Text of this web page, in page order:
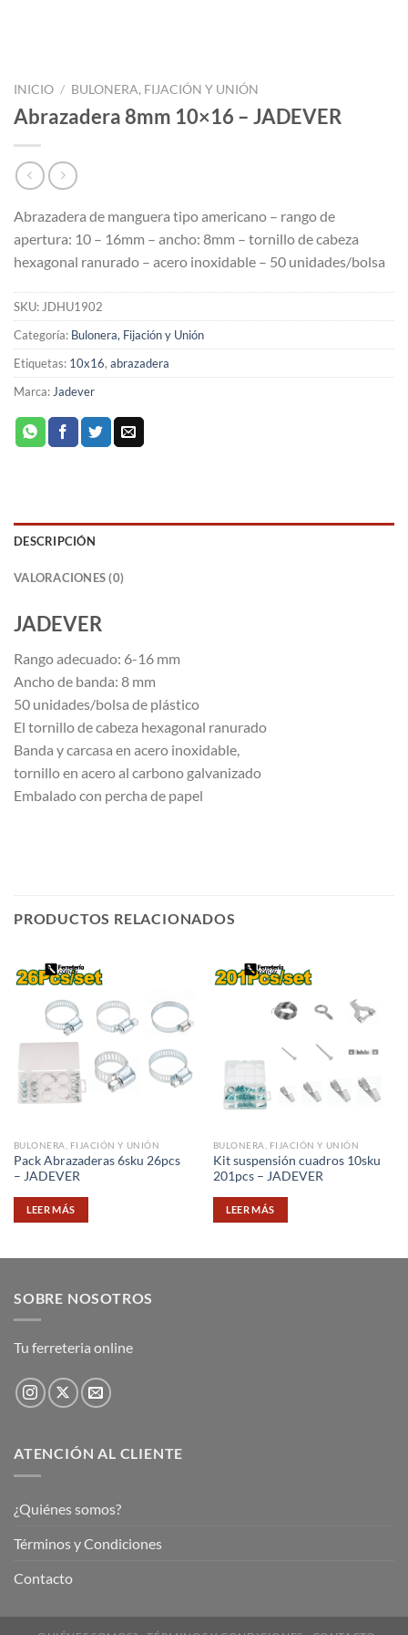
INICIO / BULONERA, FIJACIÓN Y UNIÓN
Abrazadera 8mm 10×16 – JADEVER
Abrazadera de manguera tipo americano – rango de
apertura: 10 – 16mm – ancho: 8mm – tornillo de cabeza
hexagonal ranurado – acero inoxidable – 50 unidades/bolsa
SKU:JDHU1902
Categoría: Bulonera, Fijación y Unión
Etiquetas: 10x16, abrazadera
Marca:Jadever
DESCRIPCIÓN
VALORACIONES (0)
JADEVER
Rango adecuado: 6-16 mm
Ancho de banda: 8 mm
50 unidades/bolsa de plástico
El tornillo de cabeza hexagonal ranurado
Banda y carcasa en acero inoxidable,
tornillo en acero al carbono galvanizado
Embalado con percha de papel
PRODUCTOS RELACIONADOS
BULONERA, FIJACIÓN Y UNIÓN
Pack Abrazaderas 6sku 26pcs
– JADEVER
LEER MÁS
BULONERA, FIJACIÓN Y UNIÓN
Kit suspensión cuadros 10sku
201pcs – JADEVER
LEER MÁS
SOBRE NOSOTROS
Tu ferreteria online
ATENCIÓN AL CLIENTE
¿Quiénes somos?
Términos y Condiciones
Contacto